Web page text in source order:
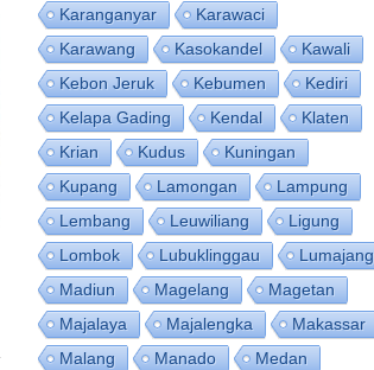
Karanganyar
Karawaci
Karawang
Kasokandel
Kawali
Kebon Jeruk
Kebumen
Kediri
Kelapa Gading
Kendal
Klaten
Krian
Kudus
Kuningan
Kupang
Lamongan
Lampung
Lembang
Leuwiliang
Ligung
Lombok
Lubuklinggau
Lumajang
Madiun
Magelang
Magetan
Majalaya
Majalengka
Makassar
Malang
Manado
Medan